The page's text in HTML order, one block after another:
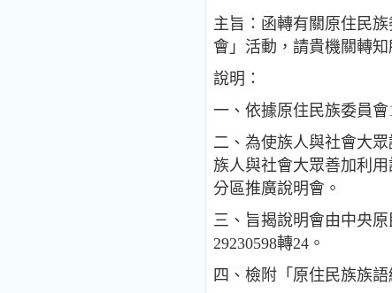
主旨：函轉有關原住民
會」活動，請貴機關轉
說明：
一、依據原住民族委員會
二、為使族人與社會大
族人與社會大眾善加利
分區推廣說明會。
三、旨揭說明會由中央
29230598轉24。
四、檢附「原住民族族